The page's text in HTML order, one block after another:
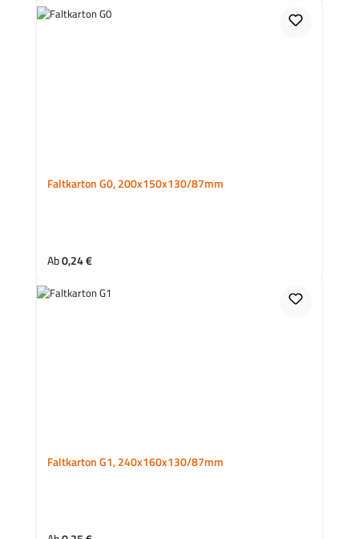
Faltkarton G0, 200x150x130/87mm
Regulärer Preis:
Ab0,24 €
Faltkarton G1, 240x160x130/87mm